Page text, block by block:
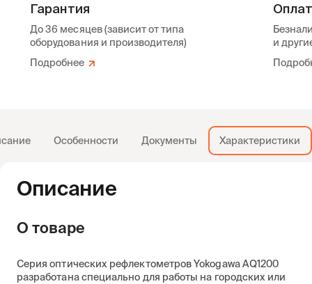
Гарантия
До 36 месяцев (зависит от типа
оборудования и производителя)
Подробнее
и
Особенности Документы Характеристики
Описание
О товаре
Серия оптических рефлектометров Yokogawa AQ1200
разработана специально для работы на городских или